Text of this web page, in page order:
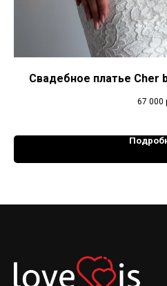
Свадебное платье Cher
67 000